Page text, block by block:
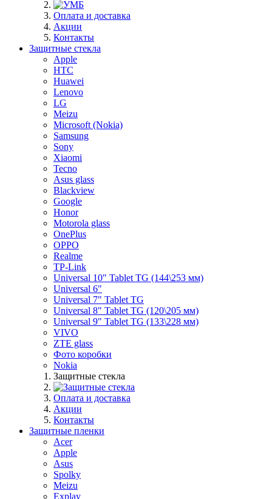
Оплата и доставка
Акции
Контакты
Защитные стекла
Apple
HTC
Huawei
Lenovo
LG
Meizu
Microsoft (Nokia)
Samsung
Sony
Xiaomi
Tecno
Asus glass
Blackview
Google
Honor
Motorola glass
OnePlus
OPPO
Realme
TP-Link
Universal 10" Tablet TG (144\253 мм)
Universal 6"
Universal 7" Tablet TG
Universal 8" Tablet TG (120\205 мм)
Universal 9" Tablet TG (133\228 мм)
VIVO
ZTE glass
Фото коробки
Nokia
Защитные стекла
Оплата и доставка
Акции
Контакты
Защитные пленки
Acer
Apple
Asus
Spolky
Meizu
Explay